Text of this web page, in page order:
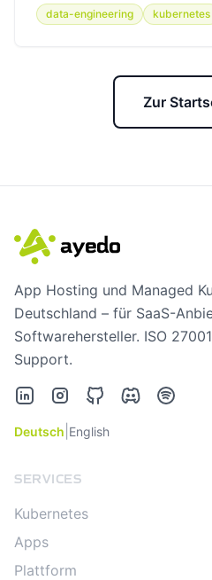
data-engineering kubernetes
Zur
App Hosting und Managed
Deutschland – für SaaS-
Softwarehersteller. ISO
Support.
LinkedInInstagramGitHubDiscordSpotify
Deutsch English
SERVICES
Kubernetes
Apps
Plattform